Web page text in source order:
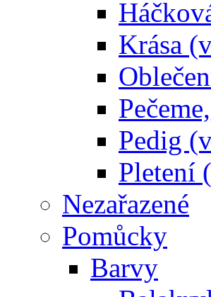
Krása
Pedig
Pletení
Nezařazené
Pomůcky
Barvy